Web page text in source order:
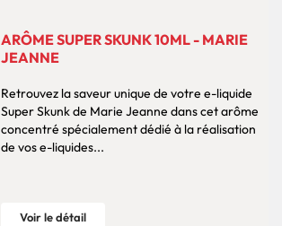
ARÔME SUPER SKUNK 10ML - MARIE
JEANNE
Retrouvez la saveur unique de votre e-liquide
Super Skunk de Marie Jeanne dans cet arôme
concentré spécialement dédié à la réalisation
de vos e-liquides...
Voir le détail